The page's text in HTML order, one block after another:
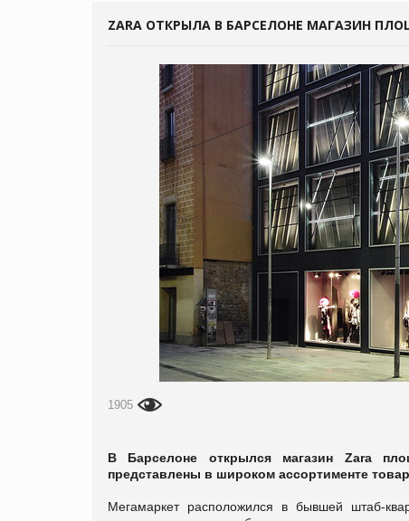
ZARA ОТКРЫЛА В БАРСЕЛОНЕ МАГАЗИН
1905
В Барселоне открылся магазин Zara
представлены в широком ассортименте
Мегамаркет расположился в бывшей штаб-